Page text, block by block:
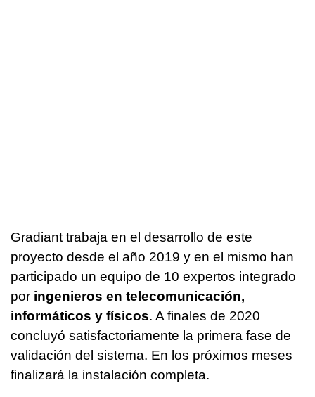
Gradiant trabaja en el desarrollo de este
proyecto desde el año 2019 y en el mismo han
participado un equipo de 10 expertos integrado
por ingenieros en telecomunicación,
informáticos y físicos. A finales de 2020
concluyó satisfactoriamente la primera fase de
validación del sistema. En los próximos meses
finalizará la instalación completa.